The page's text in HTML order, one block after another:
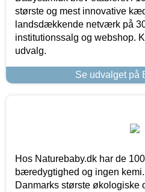
største og mest innovative
landsdækkende netværk på
institutionssalg og webshop.
udvalg.
Se udvalget på
Hos Naturebaby.dk har de
bæredygtighed og ingen
Danmarks største økologiske